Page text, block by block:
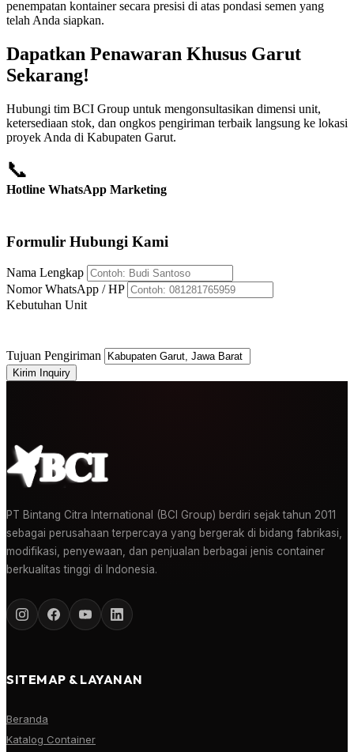
penempatan kontainer secara presisi di atas pondasi semen yang
telah Anda siapkan.
Dapatkan Penawaran Khusus Garut
Sekarang!
Hubungi tim BCI Group untuk mengonsultasikan dimensi unit,
ketersediaan stok, dan ongkos pengiriman terbaik langsung ke lokasi
proyek Anda di Kabupaten Garut.
📞
Hotline WhatsApp Marketing
Formulir Hubungi Kami
Nama Lengkap
Nomor WhatsApp / HP
Kebutuhan Unit
Tujuan Pengiriman
Kirim Inquiry
PT Bintang Citra International (BCI Group) berdiri sejak tahun 2011
sebagai perusahaan terpercaya yang bergerak di bidang fabrikasi,
modifikasi, penyewaan, dan penjualan berbagai jenis container
berkualitas tinggi di Indonesia.
SITEMAP & LAYANAN
Beranda
Katalog Container